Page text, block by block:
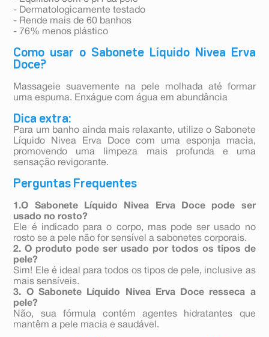
- Dermatologicamente testado
- Rende mais de 60 banhos
- 76% menos plástico
Como usar o Sabonete Líquido Nivea Erva
Doce?
Massageie suavemente na pele molhada até formar
uma espuma. Enxágue com água em abundância
Dica extra:
Para um banho ainda mais relaxante, utilize o Sabonete
Líquido Nivea Erva Doce com uma esponja macia,
promovendo uma limpeza mais profunda e uma
sensação revigorante.
Perguntas Frequentes
1.O Sabonete Líquido Nivea Erva Doce pode ser
usado no rosto?
Ele é indicado para o corpo, mas pode ser usado no
rosto se a pele não for sensível a sabonetes corporais.
2. O produto pode ser usado por todos os tipos de
pele?
Sim! Ele é ideal para todos os tipos de pele, inclusive as
mais sensíveis.
3. O Sabonete Líquido Nivea Erva Doce resseca a
pele?
Não, sua fórmula contém agentes hidratantes que
mantêm a pele macia e saudável.